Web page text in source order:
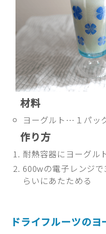
材料
ヨーグルト…１パッ
作り方
耐熱容器にヨーグル
600wの電子レンジ
らいにあたためる
ドライフルーツのヨ